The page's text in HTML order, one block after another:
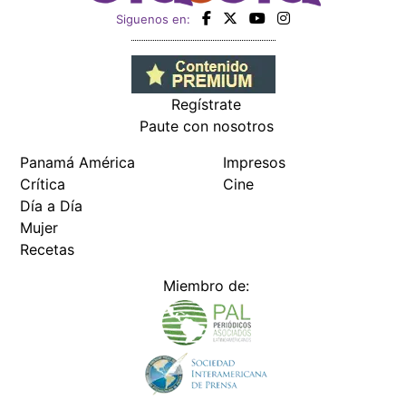
Siguenos en:
Regístrate
Paute con nosotros
Panamá América
Crítica
Día a Día
Mujer
Recetas
Impresos
Cine
Miembro de: